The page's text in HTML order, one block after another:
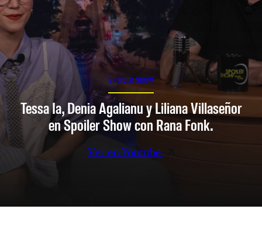
SPOILER SHOW
Tessa Ia, Denia Agalianu y Liliana Villaseñor
en Spoiler Show con Rana Fonk.
Ver en Youtube